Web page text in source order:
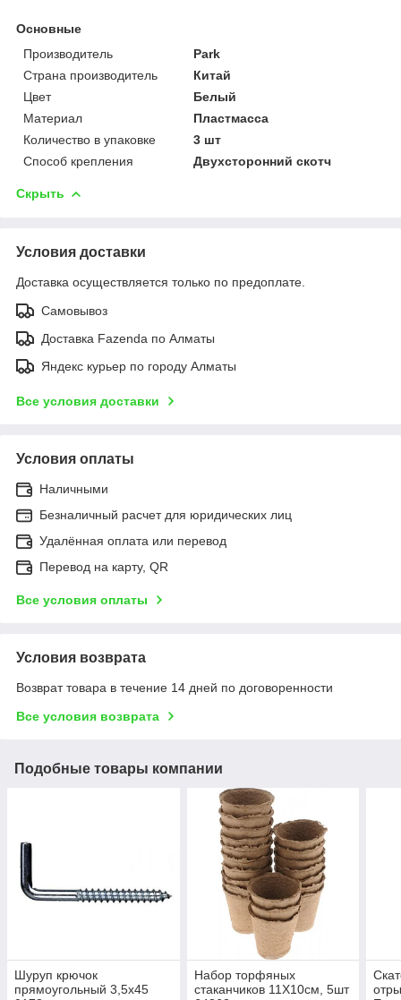
Основные
Производитель
Park
Страна производитель
Китай
Цвет
Белый
Материал
Пластмасса
Количество в упаковке
3 шт
Способ крепления
Двухсторонний скотч
Скрыть
Условия доставки
Доставка осуществляется только по предоплате.
Самовывоз
Доставка Fazenda по Алматы
Яндекс курьер по городу Алматы
Все условия доставки
Условия оплаты
Наличными
Безналичный расчет для юридических лиц
Удалённая оплата или перевод
Перевод на карту, QR
Все условия оплаты
Условия возврата
Возврат товара в течение 14 дней по договоренности
Все условия возврата
Подобные товары компании
Шуруп крючок
прямоугольный 3,5х45
Набор торфяных
стаканчиков 11Х10см, 5шт